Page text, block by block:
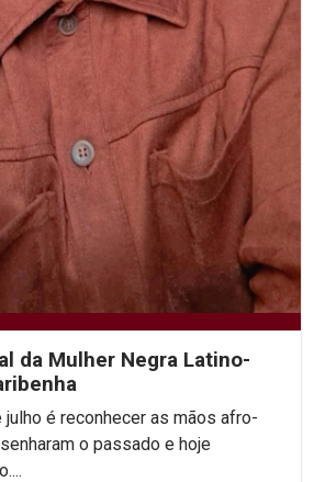
da Mulher Negra Latino-
julho é reconhecer as mãos afro-
o passado e hoje